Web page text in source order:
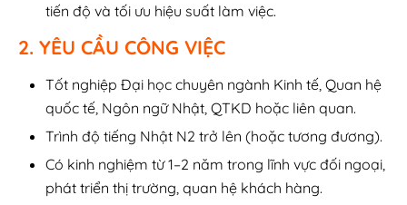
tiến độ và tối ưu hiệu suất làm việc.
2. YÊU CẦU CÔNG VIỆC
Tốt nghiệp Đại học chuyên ngành Kinh tế, Quan hệ
quốc tế, Ngôn ngữ Nhật, QTKD hoặc liên quan.
Trình độ tiếng Nhật N2 trở lên (hoặc tương đương).
Có kinh nghiệm từ 1–2 năm trong lĩnh vực đối ngoại,
phát triển thị trường, quan hệ khách hàng.